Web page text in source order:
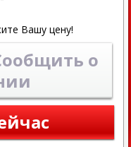
Вашу цену!
о